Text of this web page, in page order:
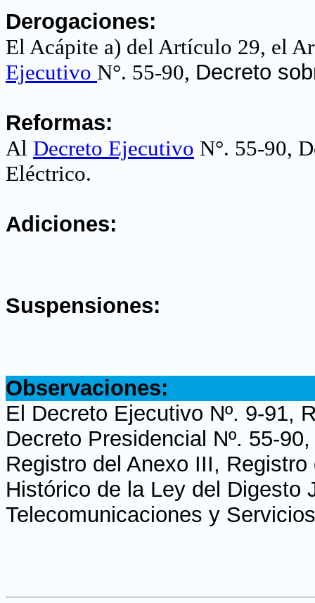
Derogaciones:
El Acápite a) del Artículo 29, el
Ejecutivo N°. 55-90, Decreto
Reformas:
Al Decreto Ejecutivo N°. 55-90,
Eléctrico.
Adiciones:
Suspensiones:
Observaciones:
El Decreto Ejecutivo Nº. 9-91,
Decreto Presidencial Nº. 55-
Registro del Anexo III,
Histórico de la Ley del Digesto
Telecomunicaciones y